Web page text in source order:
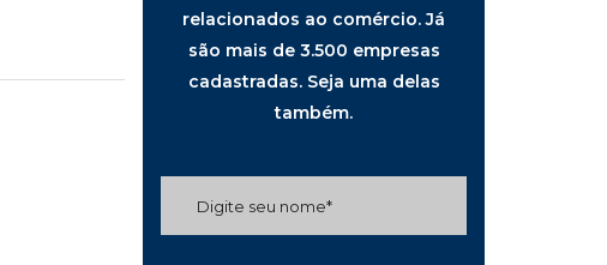
relacionados ao comércio. Já
são mais de 3.500 empresas
cadastradas. Seja uma delas
também.